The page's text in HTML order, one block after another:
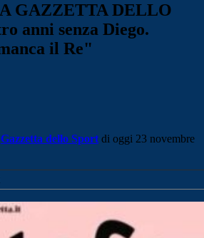
GAZZETTA DELLO
anni senza Diego.
il Re"
Gazzetta dello Sport di oggi 23 novembre